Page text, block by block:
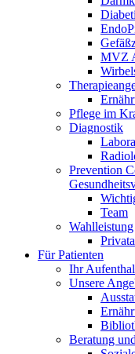
MVZ
Pflege im
Diagnostik
Prevention
Team
Wahlleistung
Für Patienten
Ihr
Unsere
Beratung